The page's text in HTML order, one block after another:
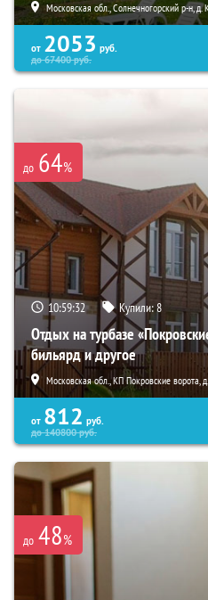
Московская обл., Солнечногорский р-н, д.
от 2053 руб.
до67400руб.
до 64%
10:59:31 Купили:8
Отдых на турбазе
бильярд и другое
Московская обл., КП Покровские ворота,
от 812 руб.
до140800руб.
до 48%